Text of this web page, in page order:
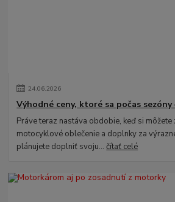
24.06.2026
Výhodné ceny, ktoré sa počas
Práve teraz nastáva obdobie, keď si
motocyklové oblečenie a doplnky za
plánujete doplniť svoju...čítať celé